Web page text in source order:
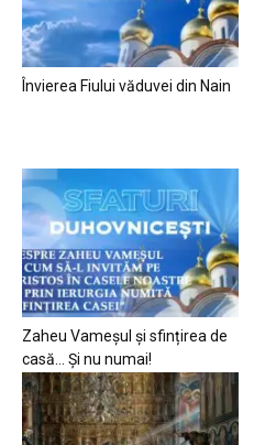
Învierea Fiului văduvei din Nain
Zaheu Vameșul și sfințirea de
casă… Și nu numai!